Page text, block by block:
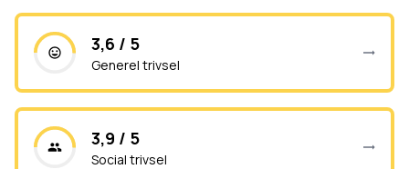
3,6 / 5
Generel trivsel
3,9 / 5
Social trivsel